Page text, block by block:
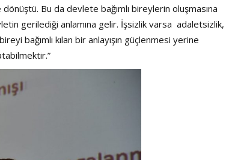
Bu da devlete bağımlı bireylerin oluşmasına
gerilediği anlamına gelir. İşsizlik varsa adaletsizlik,
bağımlı kılan bir anlayışın güçlenmesi yerine